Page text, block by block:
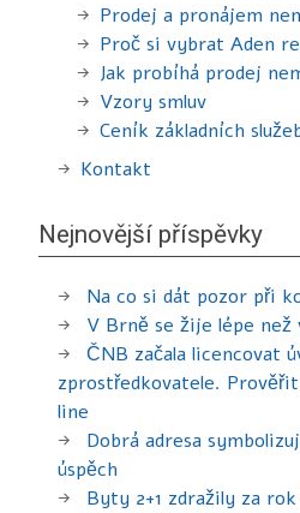
Prodej a pronájem
Proč si vybrat Aden
Jak probíhá prodej
Vzory smluv
Ceník základních
Kontakt
Nejnovější příspěvky
Na co si dát pozor při
V Brně se žije lépe než
ČNB začala licencovat
zprostředkovatele.
line
Dobrá adresa
úspěch
Byty 2+1 zdražily za